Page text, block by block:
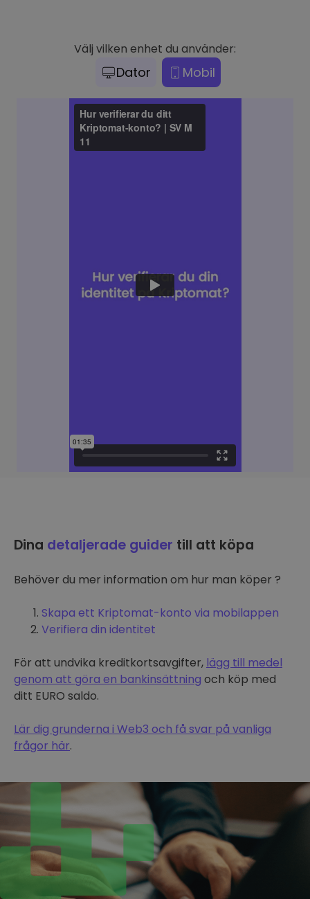
Välj vilken enhet du använder:
Dator Mobil
Dina detaljerade guider till att köpa
Behöver du mer information om hur man köper ?
Skapa ett Kriptomat-konto via mobilappen
Verifiera din identitet
För att undvika kreditkortsavgifter, lägg till medel
genom att göra en bankinsättning och köp med
ditt EURO saldo.
Lär dig grunderna i Web3 och få svar på vanliga
frågor här.